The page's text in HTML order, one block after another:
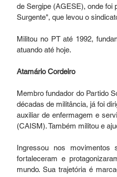
de Sergipe (AGESE), onde foi
Surgente", que levou o
Militou no PT até 1992,
atuando até hoje.
Atamário Cordeiro
Membro fundador do Partido
décadas de militância, já foi
auxiliar de enfermagem e
(CAISM). Também militou e
Ingressou nos
fortaleceram e
mundo. Sua trajetória é